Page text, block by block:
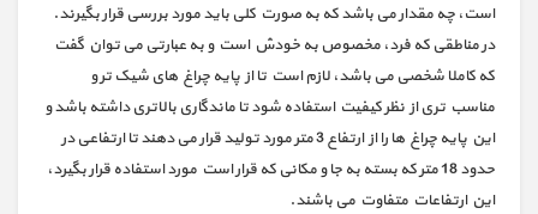
است، چه مقدار می باشد که به صورت کلی باید مورد بررسی قرار بگیرند.
در مناطقی که فرد، مخصوص به خودش است و به عبارتی می توان گفت
که کاملا شخصی می باشد، لازم است تا از پایه چراغ های شیک تر و
مناسب تری از نظر کیفیت استفاده شود تا ماندگاری بالاتری داشته باشد و
این پایه چراغ ها را از ارتفاع 3 متر مورد تولید قرار می دهند تا ارتفاعی در
حدود 18 متر که بسته به جا و مکانی که قرار است مورد استفاده قرار بگیرد،
این ارتفاعات متفاوت می باشند.